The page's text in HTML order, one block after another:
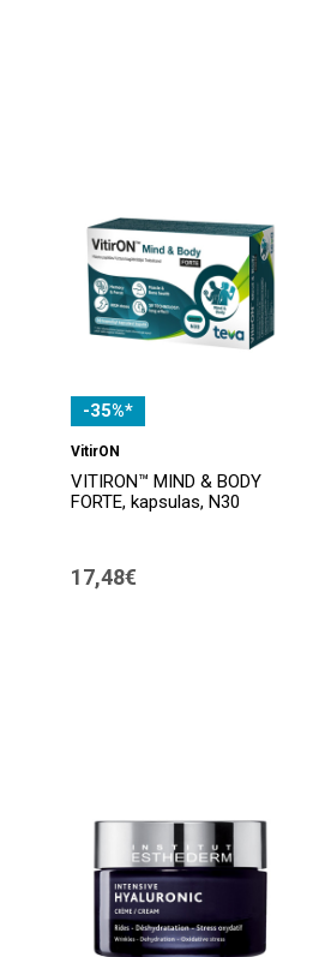
-35%*
VitirON
VITIRON™ MIND & BODY
FORTE, kapsulas, N30
17,48€